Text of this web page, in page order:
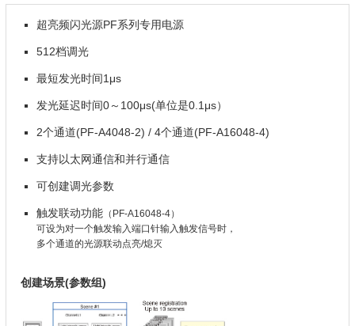
超亮频闪光源PF系列专用电源
512档调光
最短发光时间1μs
发光延迟时间0～100μs(单位是0.1μs）
2个通道(PF-A4048-2) / 4个通道(PF-A16048-4)
支持以太网通信和并行通信
可创建调光参数
触发联动功能 （PF-A16048-4）
可设为对一个触发输入端口针输入触发信号时，
多个通道的光源联动点亮/熄灭
创建场景(参数组)